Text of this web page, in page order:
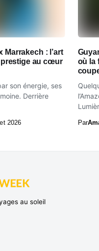
Marrakech : l’art
prestige au cœur
son énergie, ses
Derrière
2026
où la
Par
au soleil